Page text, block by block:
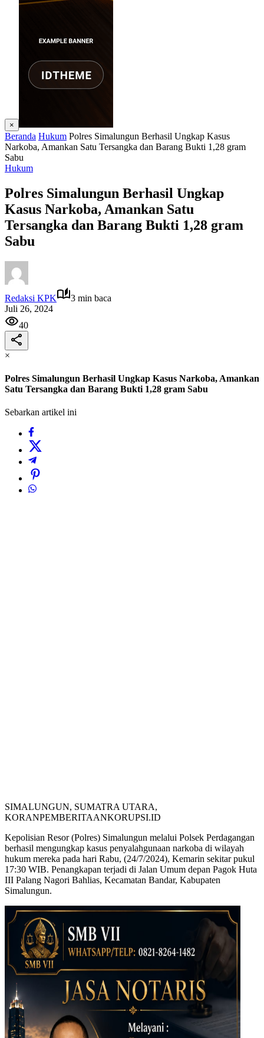
×
Beranda Hukum Polres Simalungun Berhasil Ungkap Kasus
Narkoba, Amankan Satu Tersangka dan Barang Bukti 1,28 gram
Sabu
Hukum
Polres Simalungun Berhasil Ungkap
Kasus Narkoba, Amankan Satu
Tersangka dan Barang Bukti 1,28 gram
Sabu
Redaksi KPK
3 min baca
Juli 26, 2024
40
×
Polres Simalungun Berhasil Ungkap Kasus Narkoba, Amankan
Satu Tersangka dan Barang Bukti 1,28 gram Sabu
Sebarkan artikel ini
SIMALUNGUN, SUMATRA UTARA,
KORANPEMBERITAANKORUPSI.ID
Kepolisian Resor (Polres) Simalungun melalui Polsek Perdagangan
berhasil mengungkap kasus penyalahgunaan narkoba di wilayah
hukum mereka pada hari Rabu, (24/7/2024), Kemarin sekitar pukul
17:30 WIB. Penangkapan terjadi di Jalan Umum depan Pagok Huta
III Palang Nagori Bahlias, Kecamatan Bandar, Kabupaten
Simalungun.